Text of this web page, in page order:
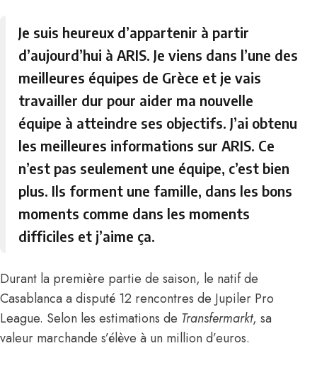
Je suis heureux d’appartenir à partir
d’aujourd’hui à ARIS. Je viens dans l’une des
meilleures équipes de Grèce et je vais
travailler dur pour aider ma nouvelle
équipe à atteindre ses objectifs. J’ai obtenu
les meilleures informations sur ARIS. Ce
n’est pas seulement une équipe, c’est bien
plus. Ils forment une famille, dans les bons
moments comme dans les moments
difficiles et j’aime ça.
Durant la première partie de saison, le natif de
Casablanca a disputé 12 rencontres de Jupiler Pro
League. Selon les estimations de Transfermarkt, sa
valeur marchande s’élève à un million d’euros.